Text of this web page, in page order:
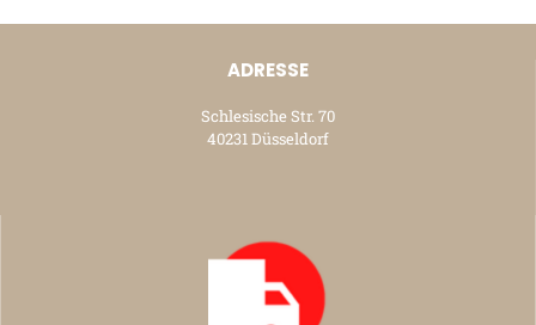
ADRESSE
Schlesische Str. 70
40231 Düsseldorf